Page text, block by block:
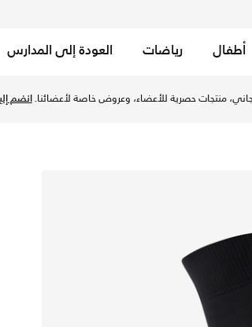
أطفال رياضات العودة إلى المدارس